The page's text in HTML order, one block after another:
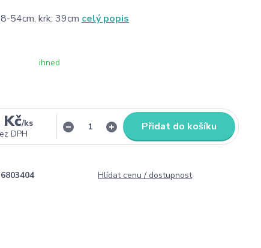
54cm, krk: 39cm celý popis
ihned
Kč/ks
DPH
Přidat do košíku
Hlídat cenu / dostupnost